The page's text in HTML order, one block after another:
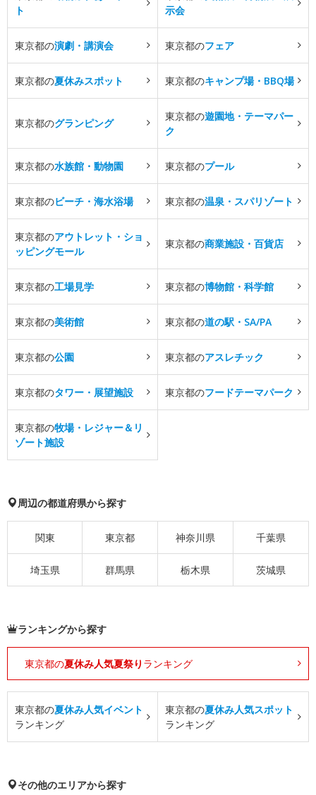
ト
示会
東京都の演劇・講演会 東京都のフェア
東京都の夏休みスポット 東京都のキャンプ場・BBQ場
東京都のグランピング
東京都の遊園地・テーマパー
ク
東京都の水族館・動物園 東京都のプール
東京都のビーチ・海水浴場 東京都の温泉・スパリゾート
東京都のアウトレット・ショ
ッピングモール
東京都の商業施設・百貨店
東京都の工場見学 東京都の博物館・科学館
東京都の美術館 東京都の道の駅・SA/PA
東京都の公園 東京都のアスレチック
東京都のタワー・展望施設 東京都のフードテーマパーク
東京都の牧場・レジャー＆リ
ゾート施設
周辺の都道府県から探す
関東 東京都 神奈川県 千葉県
埼玉県 群馬県 栃木県 茨城県
ランキングから探す
東京都の夏休み人気夏祭り ランキング
東京都の夏休み人気イベント
ランキング
東京都の夏休み人気スポット
ランキング
その他のエリアから探す